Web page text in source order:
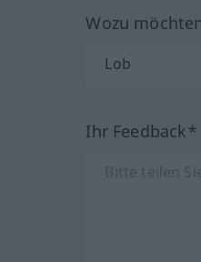
Wozu
Ihr Feedback*